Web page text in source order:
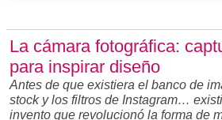
La cámara fotográfica:
para inspirar diseño
Antes de que existiera el banco de
stock y los filtros de Instagram…
invento que revolucionó la forma de